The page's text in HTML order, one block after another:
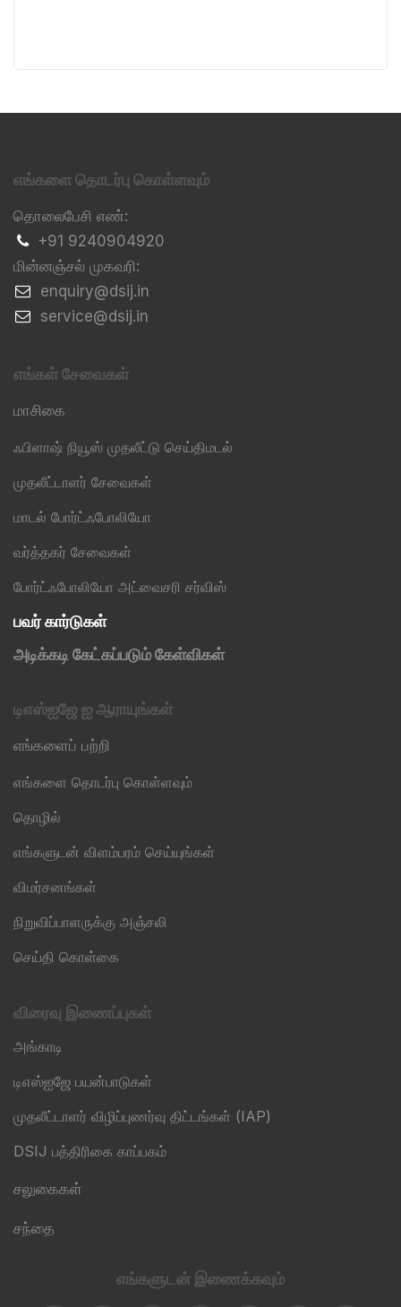
எங்களை தொடர்பு கொள்ளவும்
தொலைபேசி எண்:
+91 9240904920
மின்னஞ்சல் முகவரி:
​enquiry@dsij.in
​service@dsij.in
எங்கள் சேவைகள்
மாசிகை
ஃபிளாஷ் நியூஸ் முதலீட்டு செய்திமடல்
முதலீட்டாளர் சேவைகள்
மாடல் போர்ட்ஃபோலியோ
வர்த்தகர் சேவைகள்
போர்ட்ஃபோலியோ அட்வைசரி சர்விஸ்
பவர் கார்டுகள்
அடிக்கடி கேட்கப்படும் கேள்விகள்
டிஎஸ்ஐஜே ஐ ஆராயுங்கள்
எங்களைப் பற்றி
எங்களை தொடர்பு கொள்ளவும்
தொழில்
எங்களுடன் விளம்பரம் செய்யுங்கள்
விமர்சனங்கள்
நிறுவிப்பாளருக்கு அஞ்சலி
செய்தி கொள்கை
விரைவு இணைப்புகள்
அங்காடி
டிஎஸ்ஐஜே பயன்பாடுகள்
முதலீட்டாளர் விழிப்புணர்வு திட்டங்கள் (IAP)
DSIJ பத்திரிகை காப்பகம்
சலுகைகள்
சந்தை
எங்களுடன் இணைக்கவும்